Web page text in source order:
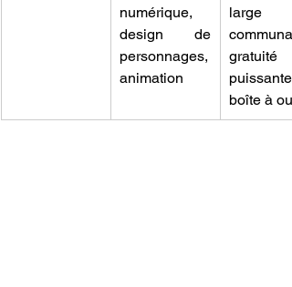
numérique,
design de
personnages,
animation
large
puissante
boîte à